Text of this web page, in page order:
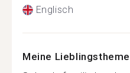
Englisch
Meine